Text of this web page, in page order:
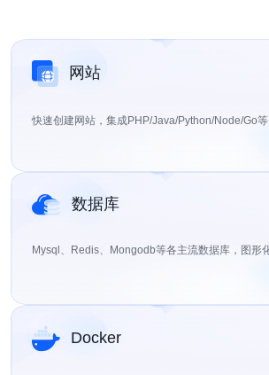
网站
快速创建网站，集成PHP/Java/Python/Node/Go
数据库
Mysql、Redis、Mongodb等各主流数据库，图形
Docker